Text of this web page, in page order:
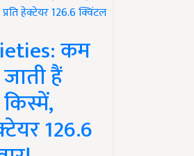
कम
हैं
126.6